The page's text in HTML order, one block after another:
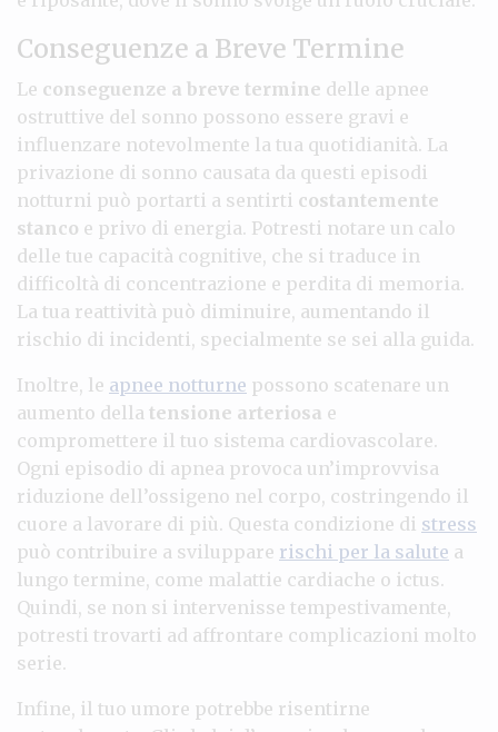
Conseguenze a Breve Termine
Le conseguenze a breve termine delle apnee
ostruttive del sonno possono essere gravi e
influenzare notevolmente la tua quotidianità. La
privazione di sonno causata da questi episodi
notturni può portarti a sentirti costantemente
stanco e privo di energia. Potresti notare un calo
delle tue capacità cognitive, che si traduce in
difficoltà di concentrazione e perdita di memoria.
La tua reattività può diminuire, aumentando il
rischio di incidenti, specialmente se sei alla guida.
Inoltre, le apnee notturne possono scatenare un
aumento della tensione arteriosa e
compromettere il tuo sistema cardiovascolare.
Ogni episodio di apnea provoca un’improvvisa
riduzione dell’ossigeno nel corpo, costringendo il
cuore a lavorare di più. Questa condizione di stress
può contribuire a sviluppare rischi per la salute a
lungo termine, come malattie cardiache o ictus.
Quindi, se non si intervenisse tempestivamente,
potresti trovarti ad affrontare complicazioni molto
serie.
Infine, il tuo umore potrebbe risentirne